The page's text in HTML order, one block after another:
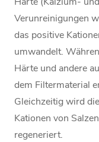
Verunreinigungen
das positive
umwandelt.
Härte und andere
dem Filtermaterial
Gleichzeitig wird
Kationen von
regeneriert.